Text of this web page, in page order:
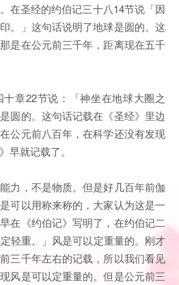
在圣经的约伯记三十八14节说「因
。」这句话说明了地球是圆的。这
是在公元前三千年，距离现在五千
章22节说：「神坐在地球大圈之
圆的。这句话记载在《圣经》里边
公元前八百年，在科学还没有发现
早就记载了。
力，不是物质。但是好几百年前伽
可以用称来称的，大家认为这是一
在《约伯记》写明了，在约伯记二
轻重。」风是可以定重量的。刚才
三千年左右的记载，所以我们看见
风是可以定重量的。但是公元前三